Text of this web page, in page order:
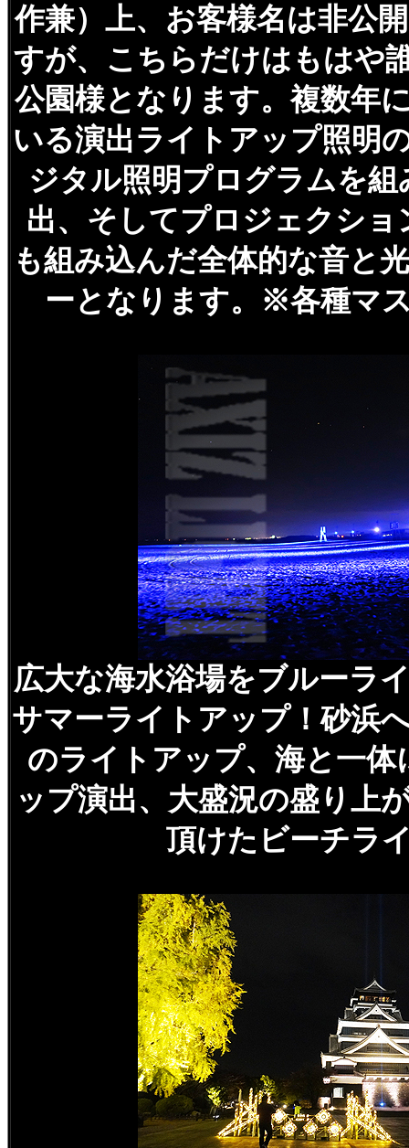
作兼）上、お客様名は非公
すが、こちらだけはもはや
公園様となります。複数年
いる演出ライトアップ照明
ジタル照明プログラムを
出、そしてプロジェクシ
も組み込んだ全体的な音と
ーとなります。※各種マ
広大な海水浴場をブルーラ
サマーライトアップ！砂浜
のライトアップ、海と一
ップ演出、大盛況の盛り上
頂けたビーチラ